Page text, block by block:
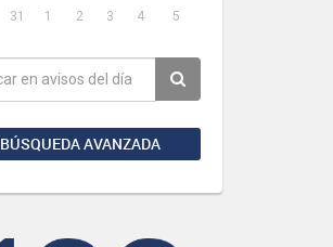
31 1 2 3 4 5
BÚSQUEDA AVANZADA